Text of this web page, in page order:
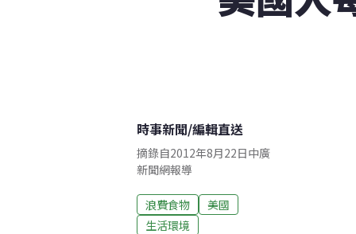
時事新聞/編輯直送
摘錄自2012年8月22日中廣
新聞網報導
浪費食物
美國
生活環境